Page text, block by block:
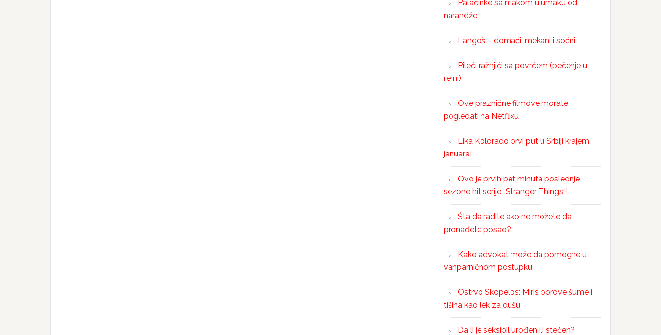
Palačinke sa makom u umaku od
narandže
Langoš – domaći, mekani i sočni
Pileći ražnjići sa povrćem (pečenje u
rerni)
Ove praznične filmove morate
pogledati na Netflixu
Lika Kolorado prvi put u Srbiji krajem
januara!
Ovo je prvih pet minuta poslednje
sezone hit serije „Stranger Things“!
Šta da radite ako ne možete da
pronađete posao?
Kako advokat može da pomogne u
vanparničnom postupku
Ostrvo Skopelos: Miris borove šume i
tišina kao lek za dušu
Da li je seksipil urođen ili stečen?